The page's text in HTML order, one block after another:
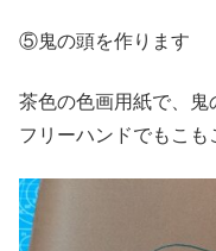
⑤鬼の頭を作ります
茶色の色画用紙で、鬼
フリーハンドでもこ